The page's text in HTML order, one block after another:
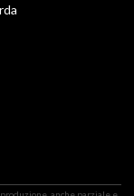
anche parziale e